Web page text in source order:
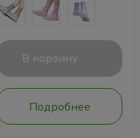
В корзину
Подробнее